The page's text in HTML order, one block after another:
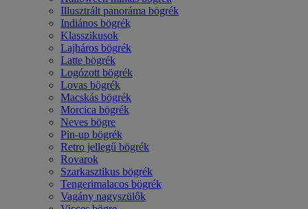
Illusztrált panoráma bögrék
Indiános bögrék
Klasszikusok
Lajháros bögrék
Latte bögrék
Logózott bögrék
Lovas bögrék
Macskás bögrék
Morcica bögrék
Neves bögre
Pin-up bögrék
Retro jellegű bögrék
Rovarok
Szarkasztikus bögrék
Tengerimalacos bögrék
Vagány nagyszülők